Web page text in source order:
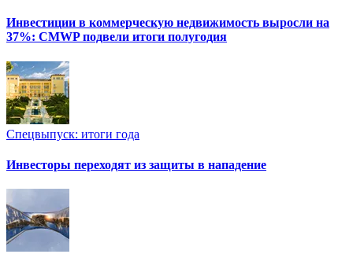
Инвестиции в коммерческую недвижимость выросли на
37%: CMWP подвели итоги полугодия
Спецвыпуск: итоги года
Инвесторы переходят из защиты в нападение